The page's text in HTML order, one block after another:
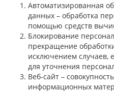
Автоматизированная
данных – обработка
помощью средств
Блокирование
прекращение
исключением случаев,
для уточнения
Веб-сайт –
информационных